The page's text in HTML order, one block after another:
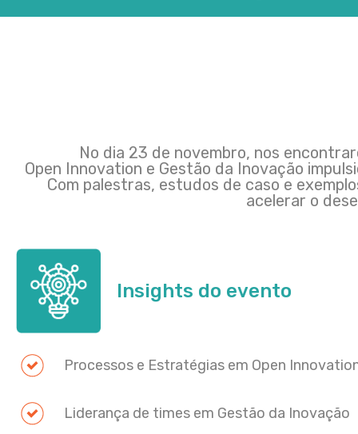
No dia 23 de novembro, nos
Open Innovation e Gestão da Inovação
Com palestras, estudos de caso e
acelerar o
Insights do evento
Processos e Estratégias em Open
Liderança de times em Gestão da Inovação